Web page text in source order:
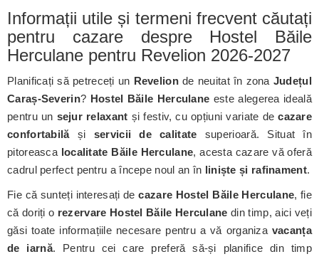
Informații utile și termeni frecvent căutați
pentru cazare despre Hostel Băile
Herculane pentru Revelion 2026-2027
Planificați să petreceți un Revelionde neuitat în zona Județul
Caraș-Severin? Hostel Băile Herculane este alegerea ideală
pentru un sejur relaxant și festiv, cu opțiuni variate decazare
confortabilăși servicii de calitate superioară. Situat în
pitoreasca localitate Băile Herculane, acesta cazare vă oferă
cadrul perfect pentru a începe noul an în liniște și rafinament.
Fie că sunteți interesați decazare Hostel Băile Herculane, fie
că doriți o rezervare Hostel Băile Herculane din timp, aici veți
găsi toate informațiile necesare pentru a vă organiza vacanța
de iarnă. Pentru cei care preferă să-și planifice din timp